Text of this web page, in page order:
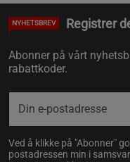
NYHETSBREV Registrer
Abonner på vårt
rabattkoder.
Ved å klikke på "Abonner"
postadressen min i